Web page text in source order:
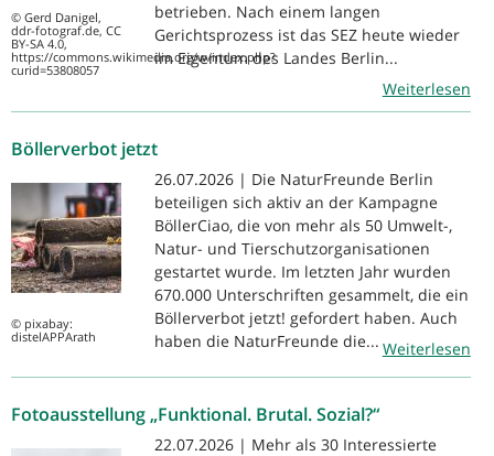
© Gerd Danigel,
ddr-fotograf.de, CC
BY-SA 4.0,
https://commons.wikimedia.org/w/index.php?
curid=53808057
betrieben. Nach einem langen
Gerichtsprozess ist das SEZ heute wieder
im Eigentum des Landes Berlin...
Weiterlesen
Böllerverbot jetzt
© pixabay:
distelAPPArath
26.07.2026 | Die NaturFreunde Berlin
beteiligen sich aktiv an der Kampagne
BöllerCiao, die von mehr als 50 Umwelt-,
Natur- und Tierschutzorganisationen
gestartet wurde. Im letzten Jahr wurden
670.000 Unterschriften gesammelt, die ein
Böllerverbot jetzt! gefordert haben. Auch
haben die NaturFreunde die... Weiterlesen
Fotoausstellung „Funktional. Brutal. Sozial?“
22.07.2026 | Mehr als 30 Interessierte